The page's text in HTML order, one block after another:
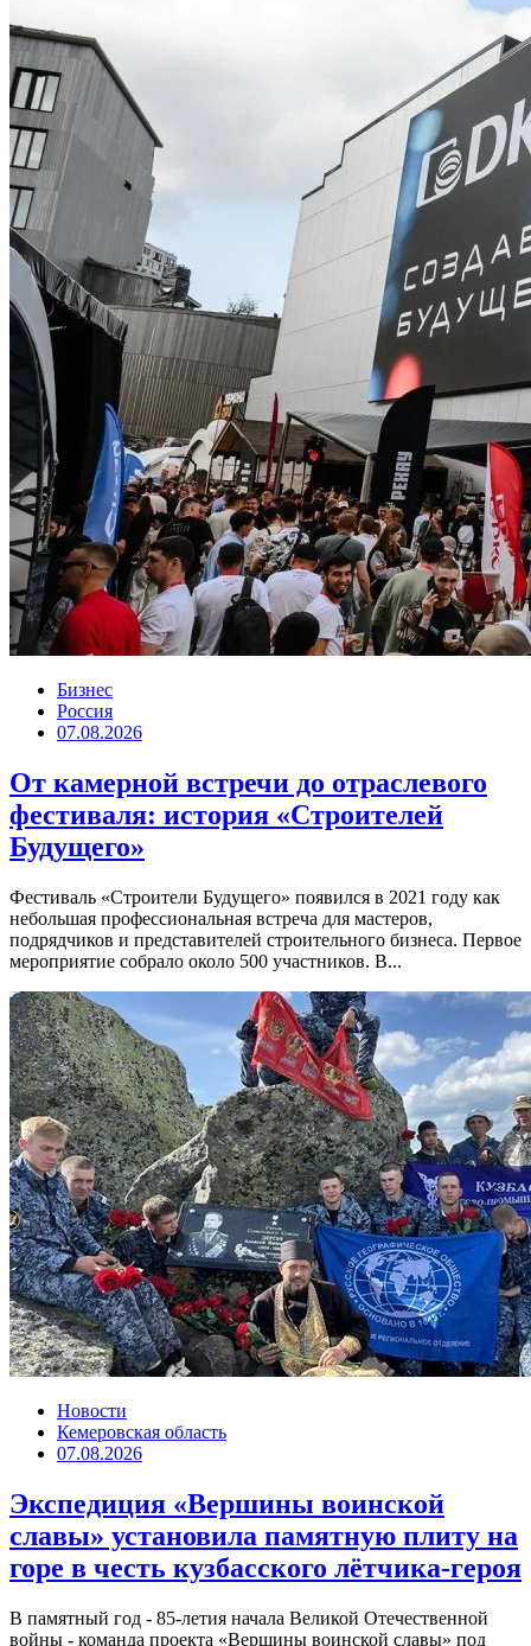
Бизнес
Россия
07.08.2026
От камерной встречи до отраслевого
фестиваля: история «Строителей
Будущего»
Фестиваль «Строители Будущего» появился в 2021 году как
небольшая профессиональная встреча для мастеров,
подрядчиков и представителей строительного бизнеса. Первое
мероприятие собрало около 500 участников. В...
Новости
Кемеровская область
07.08.2026
Экспедиция «Вершины воинской
славы» установила памятную плиту на
горе в честь кузбасского лётчика-героя
В памятный год - 85-летия начала Великой Отечественной
войны - команда проекта «Вершины воинской славы» под